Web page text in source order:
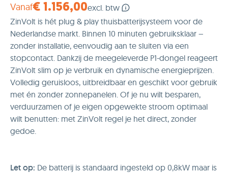
Vanaf€ 1.156,00excl. btw
ZinVolt is hét plug & play thuisbatterijsysteem voor de
Nederlandse markt. Binnen 10 minuten gebruiksklaar –
zonder installatie, eenvoudig aan te sluiten via een
stopcontact. Dankzij de meegeleverde P1-dongel reageert
ZinVolt slim op je verbruik en dynamische energieprijzen.
Volledig geruisloos, uitbreidbaar en geschikt voor gebruik
met én zonder zonnepanelen. Of je nu wilt besparen,
verduurzamen of je eigen opgewekte stroom optimaal
wilt benutten: met ZinVolt regel je het direct, zonder
gedoe.
Let op: De batterij is standaard ingesteld op 0,8kW maar is